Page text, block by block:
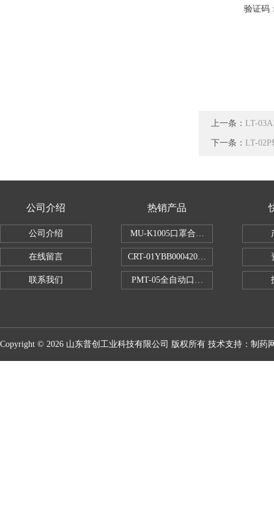
验证码
上一条： LT-
下一条： LT-
公司介绍
公司介绍
在线留言
联系我们
热销产品
MU-K1005口罩合成血液穿透试验仪
CRT-01YBB00042005数显式安瓿瓶圆
PMT-05全自动口红折断力测试仪
Copyright © 2026 山东普创工业科技有限公司 版权所有 技术支持： 制药